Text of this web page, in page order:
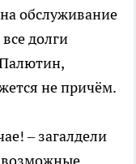
обслуживание
долги
не причём.
– загалдели
возможные